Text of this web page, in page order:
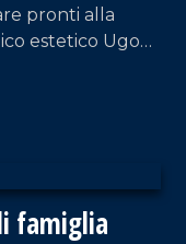
pronti alla
estetico Ugo
Salute curata
famiglia